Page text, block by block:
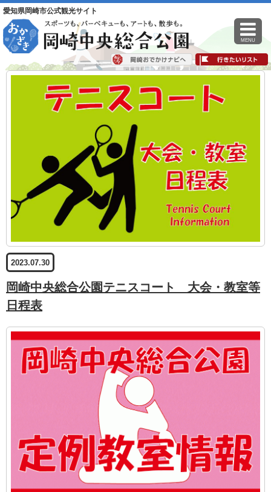
愛知県岡崎市公式観光サイト
MENU
2023.07.30
岡崎中央総合公園テニスコート 大会・教室等
日程表